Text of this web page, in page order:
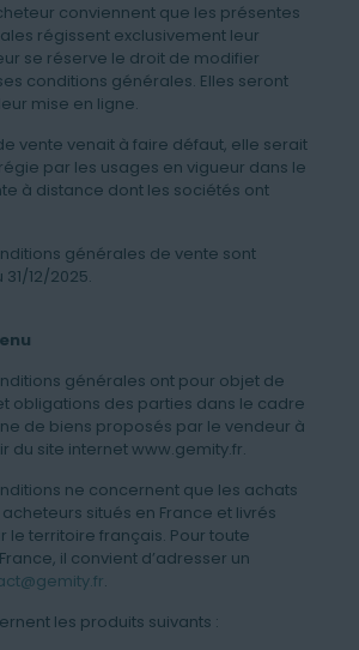
conviennent que les présentes
régissent exclusivement leur
se réserve le droit de modifier
conditions générales. Elles seront
mise en ligne.
vente venait à faire défaut, elle serait
par les usages en vigueur dans le
à distance dont les sociétés ont
générales de vente sont
12/2025.
générales ont pour objet de
obligations des parties dans le cadre
de biens proposés par le vendeur à
du site internet www.gemity.fr.
ne concernent que les achats
situés en France et livrés
le territoire français. Pour toute
il convient d’adresser un
.
les produits suivants :